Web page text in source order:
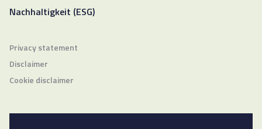
Nachhaltigkeit (ESG)
Privacy statement
Disclaimer
Cookie disclaimer